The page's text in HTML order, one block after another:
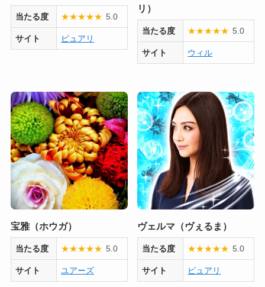
当たる度 ★★★★★ 5.0
サイト ピュアリ
リ）
当たる度 ★★★★★ 5.0
サイト ウィル
宝雅（ホウガ）
当たる度 ★★★★★ 5.0
サイト ユアーズ
ヴェルマ（ヴぇるま）
当たる度 ★★★★★ 5.0
サイト ピュアリ